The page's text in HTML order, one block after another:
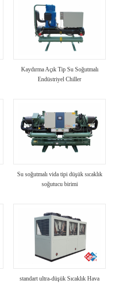
Kaydırma Açık Tip Su Soğutmalı
Endüstriyel Chiller
Su soğutmalı vida tipi düşük sıcaklık
soğutucu birimi
standart ultra-düşük Sıcaklık Hava